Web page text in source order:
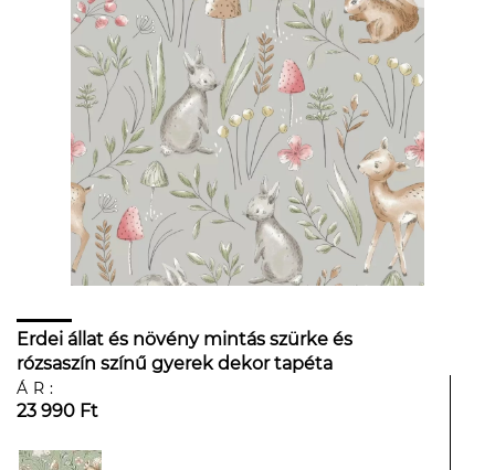
Erdei állat és növény mintás szürke és
rózsaszín színű gyerek dekor tapéta
ÁR:
23 990 Ft